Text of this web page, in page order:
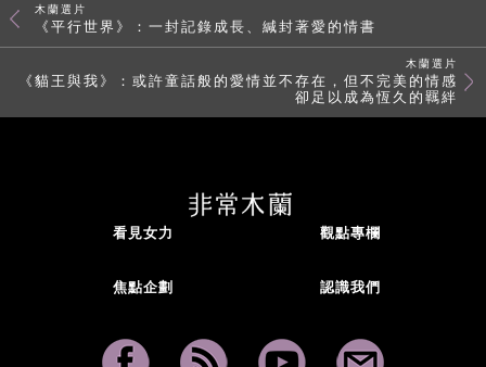
木蘭選片
《平行世界》：一封記錄成長、緘封著愛的情書
木蘭選片
《貓王與我》：或許童話般的愛情並不存在，但不完美的情感
卻足以成為恆久的羈絆
看見女力 觀點專欄
焦點企劃 認識我們